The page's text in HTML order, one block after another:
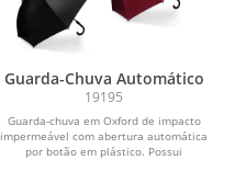
Guarda-Chuva Automático
19195
Guarda-chuva em Oxford de impacto
impermeável com abertura automática
por botão em plástico. Possui